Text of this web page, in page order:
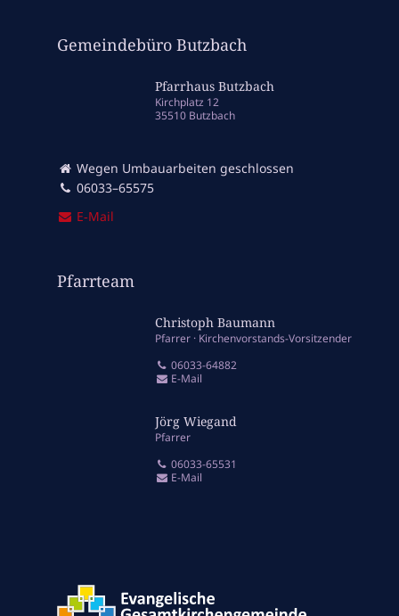
Gemeindebüro Butzbach
Pfarrhaus Butzbach
Kirchplatz 12
35510 Butzbach
Wegen Umbauarbeiten geschlossen
06033–65575
E‑Mail
Pfarrteam
Christoph Baumann
Pfarrer Kirchenvorstands-Vorsitzender
06033-64882
E-Mail
Jörg Wiegand
Pfarrer
06033-65531
E-Mail